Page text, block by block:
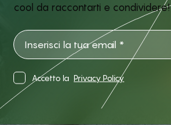
cool da raccontarti e condividere!
Accetto la Privacy Policy